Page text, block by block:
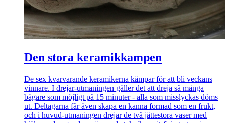
Den stora keramikkampen
De sex kvarvarande keramikerna kämpar för att bli veckans
vinnare. I drejar-utmaningen gäller det att dreja så många
bägare som möjligt på 15 minuter - alla som misslyckas döms
ut. Deltagarna får även skapa en kanna formad som en frukt,
och i huvud-utmaningen drejar de två jättestora vaser med